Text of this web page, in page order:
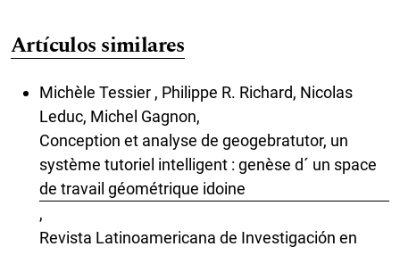
Artículos similares
Michèle Tessier , Philippe R. Richard, Nicolas
Leduc, Michel Gagnon,
Conception et analyse de geogebratutor, un
système tutoriel intelligent : genèse d´ un space
de travail géométrique idoine
,
Revista Latinoamericana de Investigación en